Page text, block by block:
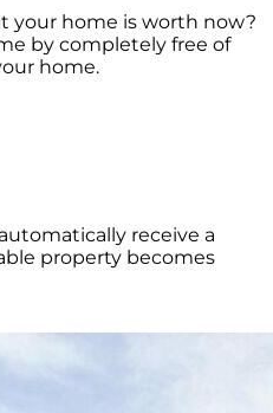
your home is worth now?
by completely free of
home.
receive a
property becomes